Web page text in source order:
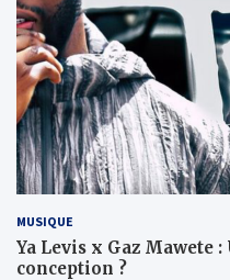
MUSIQUE
Ya Levis x Gaz Mawete
conception ?